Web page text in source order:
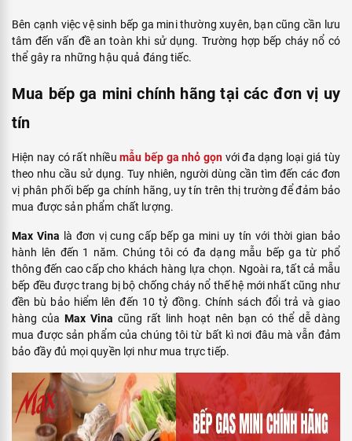
Bên cạnh việc vệ sinh bếp ga mini thường xuyên, bạn cũng cần lưu
tâm đến vấn đề an toàn khi sử dụng. Trường hợp bếp cháy nổ có
thể gây ra những hậu quả đáng tiếc.
Mua bếp ga mini chính hãng tại các đơn vị uy
tín
Hiện nay có rất nhiềumẫu bếp ga nhỏ gọn với đa dạng loại giá tùy
theo nhu cầu sử dụng. Tuy nhiên, người dùng cần tìm đến các đơn
vị phân phối bếp ga chính hãng, uy tín trên thị trường để đảm bảo
mua được sản phẩm chất lượng.
Max Vina là đơn vị cung cấp bếp ga mini uy tín với thời gian bảo
hành lên đến 1 năm. Chúng tôi có đa dạng mẫu bếp ga từ phổ
thông đến cao cấp cho khách hàng lựa chọn. Ngoài ra, tất cả mẫu
bếp đều được trang bị bộ chống cháy nổ thế hệ mới nhất cũng như
đền bù bảo hiểm lên đến 10 tỷ đồng. Chính sách đổi trả và giao
hàng của Max Vina cũng rất linh hoạt nên bạn có thể dễ dàng
mua được sản phẩm của chúng tôi từ bất kì nơi đâu mà vẫn đảm
bảo đầy đủ mọi quyền lợi như mua trực tiếp.